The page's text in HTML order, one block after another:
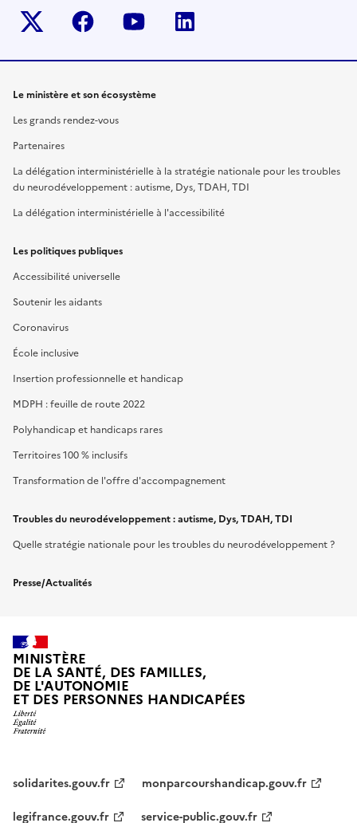
Twitter-x facebook youtube
Le ministère et son écosystème
Les grands rendez-vous
Partenaires
La délégation interministérielle à la stratégie nationale pour les troubles
du neurodéveloppement : autisme, Dys, TDAH, TDI
La délégation interministérielle à l'accessibilité
Les politiques publiques
Accessibilité universelle
Soutenir les aidants
Coronavirus
École inclusive
Insertion professionnelle et handicap
MDPH : feuille de route 2022
Polyhandicap et handicaps rares
Territoires 100 % inclusifs
Transformation de l'offre d'accompagnement
Troubles du neurodéveloppement : autisme, Dys, TDAH, TDI
Quelle stratégie nationale pour les troubles du neurodéveloppement ?
Presse/Actualités
MINISTÈRE
DE LA SANTÉ, DES FAMILLES,
DE L'AUTONOMIE
ET DES PERSONNES HANDICAPÉES
solidarites.gouv.fr
monparcourshandicap.gouv.fr
legifrance.gouv.fr
service-public.gouv.fr